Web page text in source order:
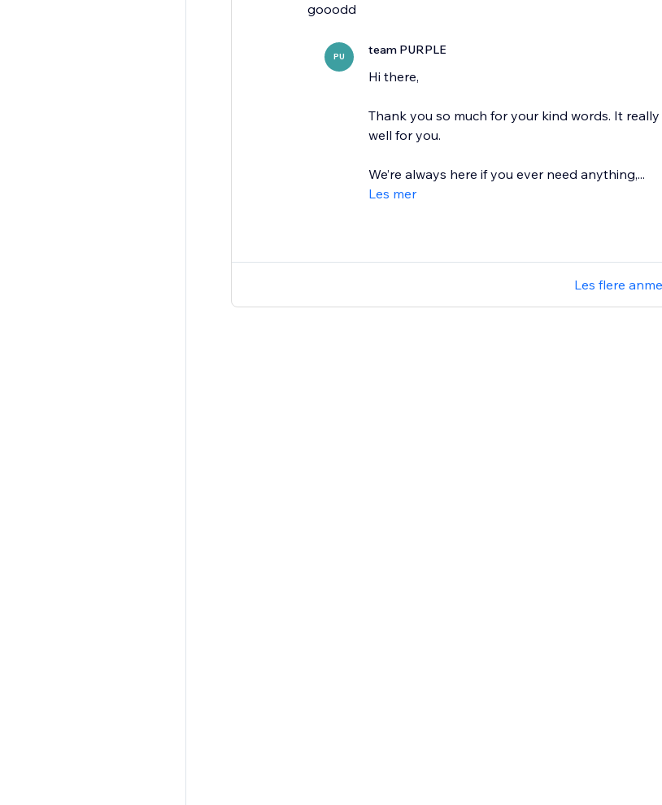
gooodd
PU team PURPLE
Hi there,
Thank you so much for your kind words. It
well for you.
We’re always here if you ever need anything,...
Les mer
Les flere